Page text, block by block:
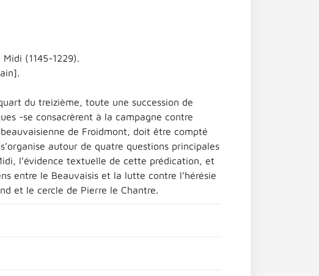
(1145-1229).
du treizième, toute une succession de
-se consacrèrent à la campagne contre
de Froidmont, doit être compté
autour de quatre questions principales
l’évidence textuelle de cette prédication, et
entre le Beauvaisis et la lutte contre l’hérésie
et le cercle de Pierre le Chantre.